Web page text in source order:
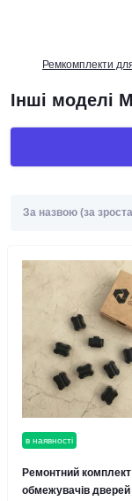
Ремкомплекти
Інші моделі
в наявності
Ремонтний комплект
обмежувачів дверей